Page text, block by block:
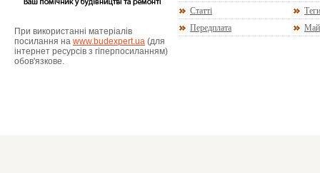
При використанні матеріалів
посилання на www.budexpert.ua (для
інтернет ресурсів з гіперпосиланням)
обов'язкове.
Статті
Теги
Передплата